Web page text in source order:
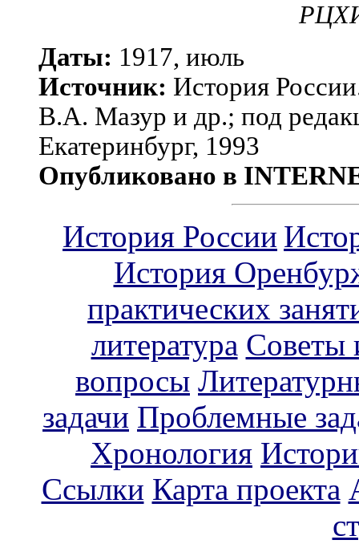
Даты: 1917, июль
Источник: История
В.А. Мазур и др.; под
Екатеринбург, 1993
Опубликовано в
История России
История
практических
литература Советы
вопросы
задачи Проблемные
Хронология
Ссылки Карта проекта